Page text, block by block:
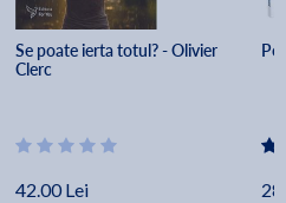
Se poate ierta totul? - Olivier
Clerc
42.00 Lei